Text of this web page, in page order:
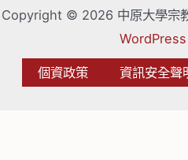
Copyright © 2026 中原大學宗
個資政策 資訊安全聲